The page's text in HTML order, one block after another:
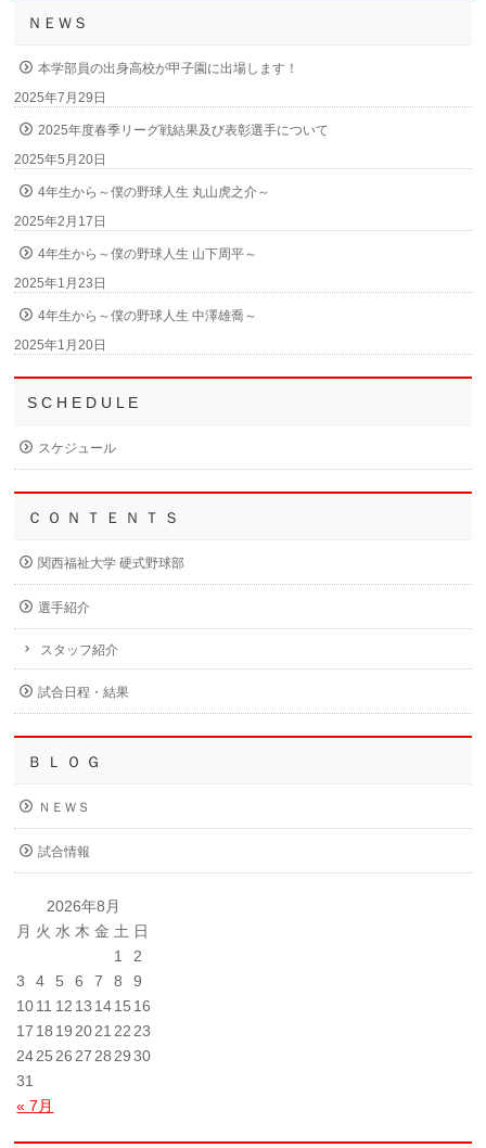
ＮＥＷＳ
本学部員の出身高校が甲子園に出場します！
2025年7月29日
2025年度春季リーグ戦結果及び表彰選手について
2025年5月20日
4年生から～僕の野球人生 丸山虎之介～
2025年2月17日
4年生から～僕の野球人生 山下周平～
2025年1月23日
4年生から～僕の野球人生 中澤雄喬～
2025年1月20日
S C H E D U L E
スケジュール
Ｃ Ｏ Ｎ Ｔ Ｅ Ｎ Ｔ Ｓ
関西福祉大学 硬式野球部
選手紹介
スタッフ紹介
試合日程・結果
Ｂ Ｌ Ｏ Ｇ
ＮＥＷＳ
試合情報
2026年8月
月 火 水 木 金 土 日
« 7月
1
2
3
4 5 6 7 8
9
1011 12 13 1415 16
17 18 19 2021 22 23
2425 26 27 28 29 30
31